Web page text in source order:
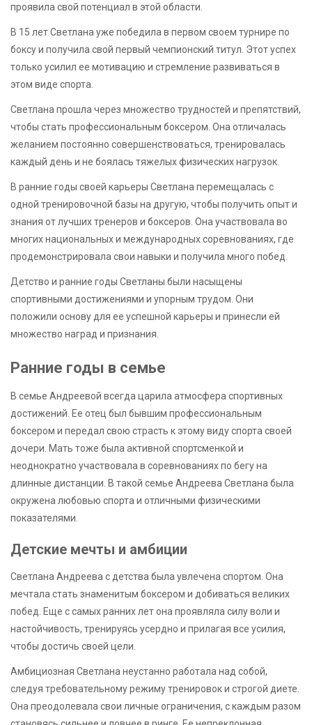
проявила свой потенциал в этой области.
В 15 лет Светлана уже победила в первом своем турнире по
боксу и получила свой первый чемпионский титул. Этот успех
только усилил ее мотивацию и стремление развиваться в
этом виде спорта.
Светлана прошла через множество трудностей и препятствий,
чтобы стать профессиональным боксером. Она отличалась
желанием постоянно совершенствоваться, тренировалась
каждый день и не боялась тяжелых физических нагрузок.
В ранние годы своей карьеры Светлана перемещалась с
одной тренировочной базы на другую, чтобы получить опыт и
знания от лучших тренеров и боксеров. Она участвовала во
многих национальных и международных соревнованиях, где
продемонстрировала свои навыки и получила много побед.
Детство и ранние годы Светланы были насыщены
спортивными достижениями и упорным трудом. Они
положили основу для ее успешной карьеры и принесли ей
множество наград и признания.
Ранние годы в семье
В семье Андреевой всегда царила атмосфера спортивных
достижений. Ее отец был бывшим профессиональным
боксером и передал свою страсть к этому виду спорта своей
дочери. Мать тоже была активной спортсменкой и
неоднократно участвовала в соревнованиях по бегу на
длинные дистанции. В такой семье Андреева Светлана была
окружена любовью спорта и отличными физическими
показателями.
Детские мечты и амбиции
Светлана Андреева с детства была увлечена спортом. Она
мечтала стать знаменитым боксером и добиваться великих
побед. Еще с самых ранних лет она проявляла силу воли и
настойчивость, тренируясь усердно и прилагая все усилия,
чтобы достичь своей цели.
Амбициозная Светлана неустанно работала над собой,
следуя требовательному режиму тренировок и строгой диете.
Она преодолевала свои личные ограничения, с каждым разом